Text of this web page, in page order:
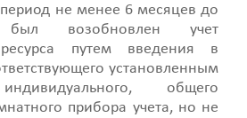
период не менее 6 месяцев до
возобновлен учет
путем введения в
установленным
общего
прибора учета, но не